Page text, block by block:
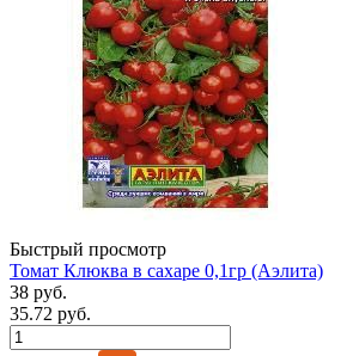
Быстрый просмотр
Томат Клюква в сахаре 0,1гр (Аэлита)
38 руб.
35.72 руб.